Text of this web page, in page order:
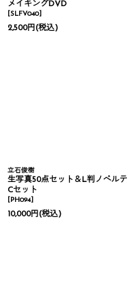
メイキングDVD
[SLFV040]
2,500円(税込)
立石俊樹
生写真50点セット＆L判ノベルティフォ
Cセット
[PH094]
10,000円(税込)